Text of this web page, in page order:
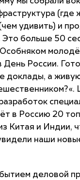
(где
удивить) и
Это больше 50
День России.
доклады, а
в Россию 20
Китая и Индии,
наши
деловой